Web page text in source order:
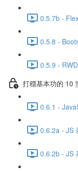
0.5.7b -
0.5.8 -
0.5.9 -
打穩基本功的 10
0.6.1 -
0.6.2a - JS
0.6.2b - JS